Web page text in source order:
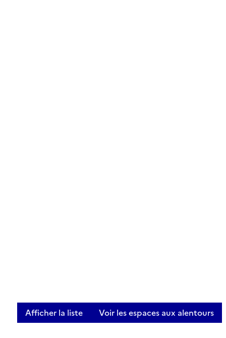
Afficher la liste Voir les espaces aux alentours